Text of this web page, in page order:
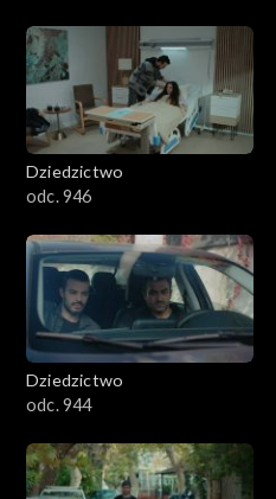
Dziedzictwo
odc. 946
Dziedzictwo
odc. 944